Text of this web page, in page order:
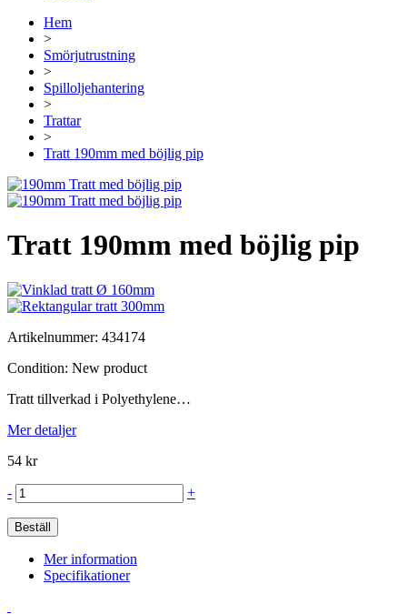
Hem
>
Smörjutrustning
>
Spilloljehantering
>
Trattar
>
Tratt 190mm med böjlig pip
Tratt 190mm med böjlig pip
Artikelnummer: 434174
Condition: New product
Tratt tillverkad i Polyethylene…
Mer detaljer
54 kr
- +
Beställ
Mer information
Specifikationer